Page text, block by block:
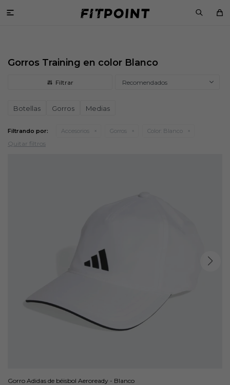

Gorros Training en color Blanco
Recomendados
Botellas Gorros Medias
Filtrando por: Accesorios Gorros Color: Blanco
Quitar filtros
Gorro Adidas de béisbol Aeroready - Blanco